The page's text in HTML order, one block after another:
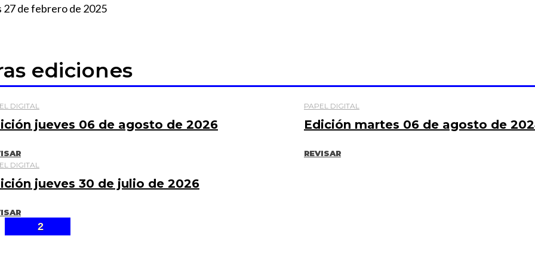
27 de febrero de 2025
ediciones
DIGITAL
jueves 06 de agosto de 2026
PAPEL DIGITAL
Edición martes 06 de agosto de
REVISAR
DIGITAL
jueves 30 de julio de 2026
2